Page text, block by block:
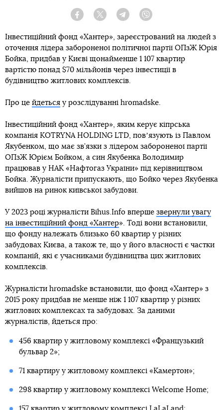
Facebook Twitter Telegram
Інвестиційний фонд «Хантер», зареєстрований на людей з
оточення лідера забороненої політичної партії ОПзЖ Юрія
Бойка, придбав у Києві щонайменше 1 107 квартир
вартістю понад $70 мільйонів через інвестиції в
будівництво житлових комплексів.
Про це йдеться у розслідуванні hromadske.
Інвестиційний фонд «Хантер», яким керує кіпрська
компанія KOTRYNA HOLDING LTD, повʼязують із Павлом
Якубенком, що має зв’язки з лідером забороненої партії
ОПзЖ Юрієм Бойком, а син Якубенка Володимир
працював у НАК «Нафтогаз України» під керівництвом
Бойка. Журналісти припускають, що Бойко через Якубенка
вийшов на ринок київської забудови.
У 2023 році журналісти Bihus.Іnfo вперше звернули увагу
на інвестиційний фонд «Хантер». Тоді вони встановили,
що фонду належать близько 60 квартир у різних
забудовах Києва, а також те, що у його власності є частки
компаній, які є учасниками будівництва цих житлових
комплексів.
Журналісти hromadske встановили, що фонд «Хантер» з
2015 року придбав не менше ніж 1 107 квартир у різних
житлових комплексах та забудовах. За даними
журналістів, йдеться про:
456 квартир у житловому комплексі «Французький
бульвар 2»;
71 квартиру у житловому комплексі «Камертон»;
298 квартир у житловому комплексі Welcome Home;